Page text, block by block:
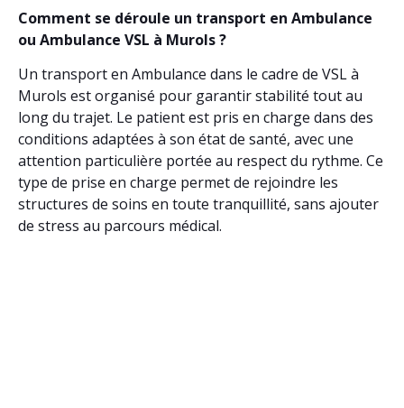
Comment se déroule un transport en Ambulance
ou Ambulance VSL à Murols ?
Un transport en Ambulance dans le cadre de VSL à
Murols est organisé pour garantir stabilité tout au
long du trajet. Le patient est pris en charge dans des
conditions adaptées à son état de santé, avec une
attention particulière portée au respect du rythme. Ce
type de prise en charge permet de rejoindre les
structures de soins en toute tranquillité, sans ajouter
de stress au parcours médical.